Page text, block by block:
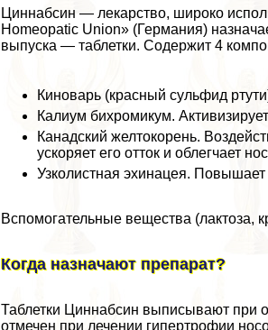
Циннабсин — лекарство, широко
Homeopatic Union» (Германия)
выпуска — таблетки. Содержит 4
Киноварь (красный сульфид
Калиум бихромикум.
Канадский желтокорень.
ускоряет его отток и облегчает
Узколистная эхинацея.
Вспомогательные вещества (лактоза,
Когда назначают препарат?
Таблетки Циннабсин выписывают при
отмечен при лечении гипертрофии